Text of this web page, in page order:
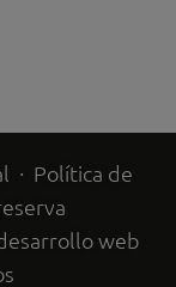
· Política de
web